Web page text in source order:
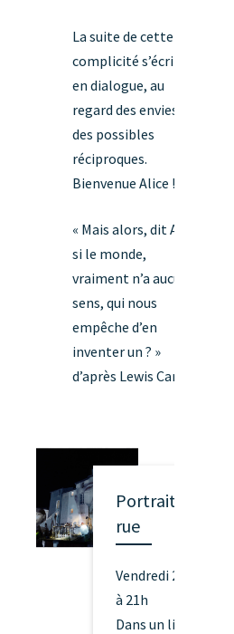
La suite de cette
complicité s’écrira
en dialogue, au
regard des envies et
des possibles
réciproques.
Bienvenue Alice !
« Mais alors, dit Alice,
si le monde,
vraiment n’a aucun
sens, qui nous
empêche d’en
inventer un ? »
d’après Lewis Carroll
Portrait de
rue
Vendredi 21 mai
à 21h
Dans un lieu